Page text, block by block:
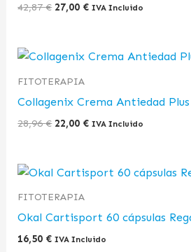
42,87€ 27,00 € IVA Incluido
FITOTERAPIA
Collagenix Crema Antiedad Plus
28,96€
El
precio
original
28,96 €.
22,00 €
El
22,00 €.
IVA Incluido
FITOTERAPIA
Okal Cartisport 60 cápsulas
16,50 € IVA Incluido